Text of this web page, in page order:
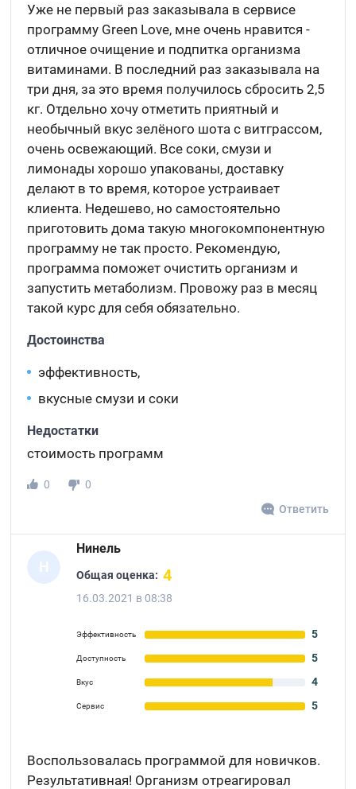
Уже не первый раз заказывала в сервисе
программу Green Love, мне очень нравится -
отличное очищение и подпитка организма
витаминами. В последний раз заказывала на
три дня, за это время получилось сбросить 2,5
кг. Отдельно хочу отметить приятный и
необычный вкус зелёного шота с витграссом,
очень освежающий. Все соки, смузи и
лимонады хорошо упакованы, доставку
делают в то время, которое устраивает
клиента. Недешево, но самостоятельно
приготовить дома такую многокомпонентную
программу не так просто. Рекомендую,
программа поможет очистить организм и
запустить метаболизм. Провожу раз в месяц
такой курс для себя обязательно.
Достоинства
эффективность,
вкусные смузи и соки
Недостатки
стоимость программ
0
0
Ответить
Н
Нинель
Общая оценка: 4
16.03.2021 в 08:38
Эффективность 5
Доступность 5
Вкус 4
Сервис 5
Воспользовалась программой для новичков.
Результативная! Организм отреагировал